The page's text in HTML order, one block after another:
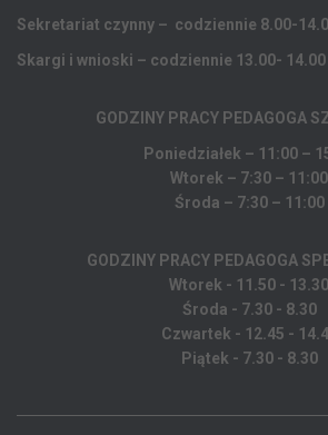
Sekretariat czynny – codziennie 8.00-
Skargi i wnioski – codziennie 13.00- 14.00
GODZINY PRACY PEDAGOGA
Poniedziałek – 11:00 –
Wtorek – 7:30 – 11:00
Środa – 7:30 – 11:00
GODZINY PRACY PEDAGOGA
Wtorek - 11.50 - 13.30
Środa - 7.30 - 8.30
Czwartek - 12.45 -
Piątek - 7.30 - 8.30